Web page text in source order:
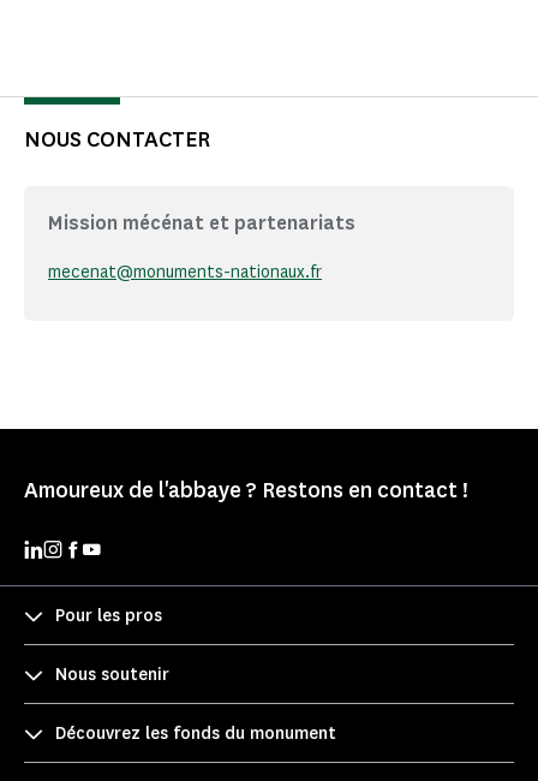
NOUS CONTACTER
Mission mécénat et partenariats
mecenat@monuments-nationaux.fr
Amoureux de l'abbaye ? Restons en contact !
Pour les pros
Nous soutenir
Découvrez les fonds du monument